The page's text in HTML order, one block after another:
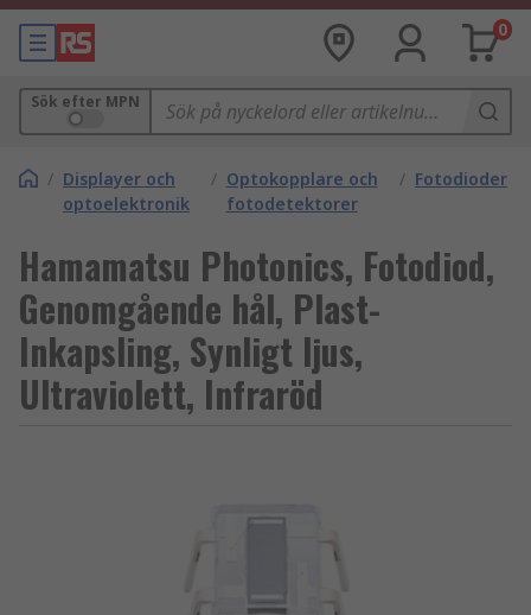
0
Sök efter MPN
/ Displayer och
optoelektronik
/ Optokopplare och
fotodetektorer
/ Fotodioder
Hamamatsu Photonics, Fotodiod,
Genomgående hål, Plast-
Inkapsling, Synligt ljus,
Ultraviolett, Infraröd